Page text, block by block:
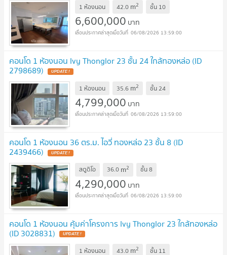
1 ห้องนอน 42.0 m2 ชั้น 10
6,600,000 บาท
06/08/2026 13:59:00
คอนโด 1 ห้องนอน Ivy Thonglor 23 ชั้น 24 ใกล้ทองหล่อ (ID
2798689) UPDATE !
1 ห้องนอน 35.6 m2 ชั้น24
4,799,000 บาท
06/08/2026 13:59:00
คอนโด 1 ห้องนอน 36 ตร.ม. ไอวี่ ทองหล่อ 23 ชั้น 8 (ID
2439466) UPDATE !
สตูดิโอ 36.0 m2 ชั้น8
4,290,000 บาท
06/08/2026 13:59:00
คอนโด 1 ห้องนอน คุ้มค่าโครงการ Ivy Thonglor 23 ใกล้ทองหล่อ
(ID 3028831) UPDATE !
1 ห้องนอน 43.0 m2 ชั้น 11